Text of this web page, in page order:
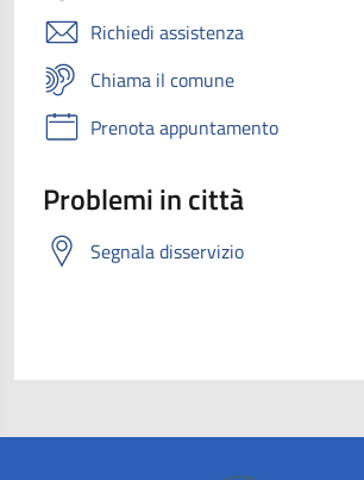
Richiedi assistenza
Chiama il comune
Prenota appuntamento
Problemi in città
Segnala disservizio